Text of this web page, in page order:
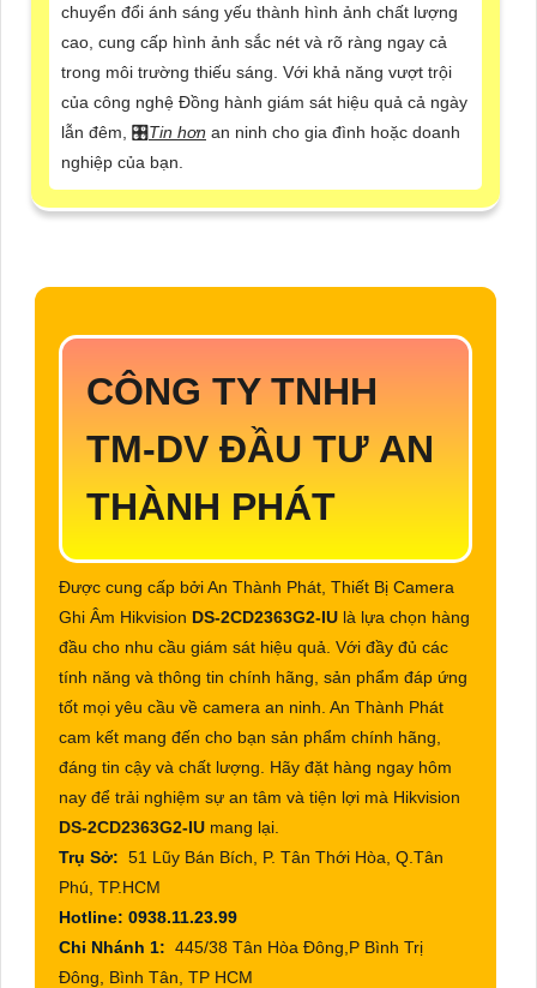
chuyển đổi ánh sáng yếu thành hình ảnh chất lượng
cao, cung cấp hình ảnh sắc nét và rõ ràng ngay cả
trong môi trường thiếu sáng. Với khả năng vượt trội
của công nghệ Đồng hành giám sát hiệu quả cả ngày
lẫn đêm, 🎛Tin hơn an ninh cho gia đình hoặc doanh
nghiệp của bạn.
CÔNG TY TNHH
TM-DV ĐẦU TƯ AN
THÀNH PHÁT
Được cung cấp bởi An Thành Phát, Thiết Bị Camera
Ghi Âm Hikvision DS-2CD2363G2-IU là lựa chọn hàng
đầu cho nhu cầu giám sát hiệu quả. Với đầy đủ các
tính năng và thông tin chính hãng, sản phẩm đáp ứng
tốt mọi yêu cầu về camera an ninh. An Thành Phát
cam kết mang đến cho bạn sản phẩm chính hãng,
đáng tin cậy và chất lượng. Hãy đặt hàng ngay hôm
nay để trải nghiệm sự an tâm và tiện lợi mà Hikvision
DS-2CD2363G2-IU mang lại.
Trụ Sở: 51 Lũy Bán Bích, P. Tân Thới Hòa, Q.Tân
Phú, TP.HCM
Hotline: 0938.11.23.99
Chi Nhánh 1: 445/38 Tân Hòa Đông,P Bình Trị
Đông, Bình Tân, TP HCM